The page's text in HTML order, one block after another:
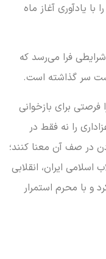
یادآوری آغاز ماه
فرا می‌رسد که
پشت سر گذاشته است.
برای بازخوانی
را نه فقط در
در صف آن معنا کنند؛
ایران، انقلابی
و با محرم استمرار